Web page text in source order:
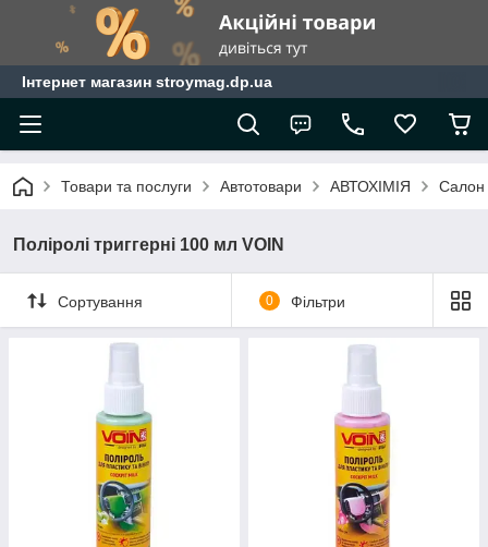
Інтернет магазин stroymag.dp.ua
Товари та послуги Автотовари АВТОХІМІЯ Салон
Поліролі триггерні 100 мл VOIN
Сортування 0 Фільтри